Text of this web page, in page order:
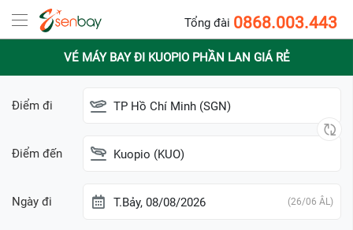
Tổng đài 0868.003.443
VÉ MÁY BAY ĐI KUOPIO PHẦN LAN GIÁ RẺ
Điểm đi TP Hồ Chí Minh (SGN)
Điểm đến Kuopio (KUO)
Ngày đi T.Bảy, 08/08/2026 (26/06 ÂL)